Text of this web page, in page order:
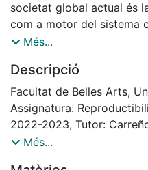
societat global actual és
com a motor del sistema
infraestructura
formes de colonialisme
normat,u dominant, basat
compra, l'acumulació.
màrqueting, la publicitat
convencionals, des deis
Més...
Descripció
Facultat de Belles Arts,
Assignatura:
2022-2023, Tutor:
Edició de 20 exemplars
Més...